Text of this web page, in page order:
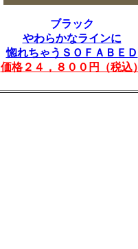
ブラック
やわらかなラインに
惚れちゃうＳＯＦＡＢＥＤ
価格２４，８００円（税込）